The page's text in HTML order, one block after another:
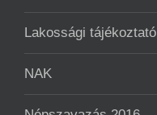
Lakossági tájékoztató
NAK